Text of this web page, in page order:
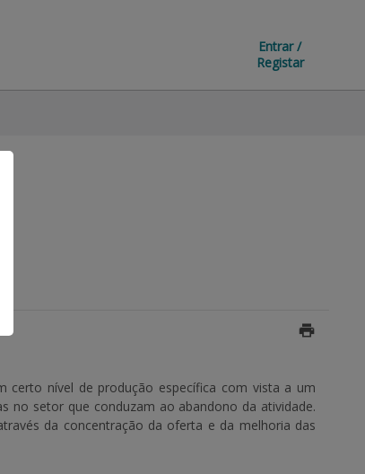
Entrar /
Registar
nível de produção específica com vista a um
no setor que conduzam ao abandono da atividade.
da concentração da oferta e da melhoria das